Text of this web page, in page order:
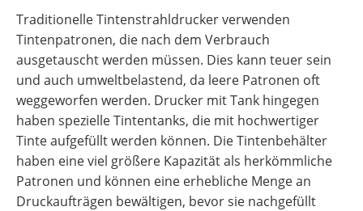
Traditionelle Tintenstrahldrucker verwenden
Tintenpatronen, die nach dem Verbrauch
ausgetauscht werden müssen. Dies kann teuer sein
und auch umweltbelastend, da leere Patronen oft
weggeworfen werden. Drucker mit Tank hingegen
haben spezielle Tintentanks, die mit hochwertiger
Tinte aufgefüllt werden können. Die Tintenbehälter
haben eine viel größere Kapazität als herkömmliche
Patronen und können eine erhebliche Menge an
Druckaufträgen bewältigen, bevor sie nachgefüllt